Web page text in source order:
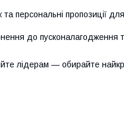
персональні пропозиції для
до пусконалагодження
лідерам — обирайте